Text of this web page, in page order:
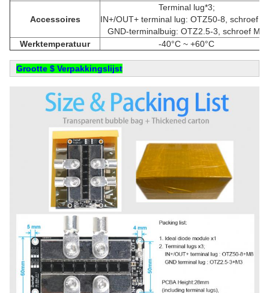
Accessoires
Terminal lug*3;
IN+/OUT+ terminal lug: OTZ50-8, schroef
GND-terminalbuig: OTZ2.5-3, schroef M3
Werktemperatuur
-40°C ~ +60°C
Grootte $ Verpakkingslijst